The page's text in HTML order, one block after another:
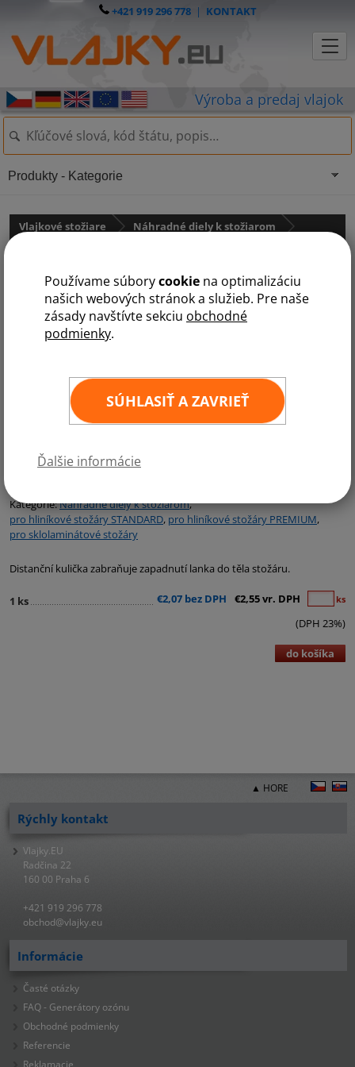
Používame súborycookie na optimalizáciu
našich webových stránok a služieb. Pre naše
zásady navštívte sekciu obchodné
podmienky.
SÚHLASIŤ A ZAVRIEŤ
Ďalšie informácie
+421 919 296 778| KONTAKT
Vlajkové stožiare
Náhradné diely k stožiarom
Distanční kulička
Kategórie:Náhradné diely k stožiarom,
pro hliníkové stožáry STANDARD, pro hliníkové stožáry PREMIUM,
pro sklolaminátové stožáry
Distanční kulička zabraňuje zapadnutí lanka do těla stožáru.
1 ks €2,07 bez DPH €2,55 vr. DPH ks
(DPH 23%)
do košíka
Produkty - Kategorie
▲ HORE
Rýchly kontakt
Vlajky.EU
Radčina 22
160 00 Praha 6
+421 919 296 778
obchod@vlajky.eu
Informácie
Časté otázky
FAQ - Generátory ozónu
Obchodné podmienky
Referencie
Reklamacie